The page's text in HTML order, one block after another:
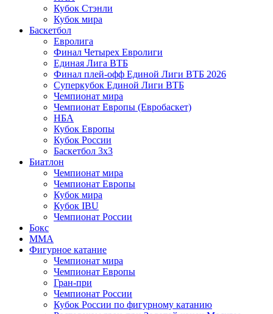
Кубок Стэнли
Кубок мира
Баскетбол
Евролига
Финал Четырех Евролиги
Единая Лига ВТБ
Финал плей-офф Единой Лиги ВТБ 2026
Суперкубок Единой Лиги ВТБ
Чемпионат мира
Чемпионат Европы (Евробаскет)
НБА
Кубок Европы
Кубок России
Баскетбол 3х3
Биатлон
Чемпионат мира
Чемпионат Европы
Кубок мира
Кубок IBU
Чемпионат России
Бокс
MMA
Фигурное катание
Чемпионат мира
Чемпионат Европы
Гран-при
Чемпионат России
Кубок России по фигурному катанию